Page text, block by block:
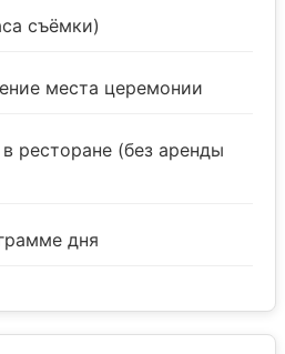
съёмки)
места церемонии
ресторане (без аренды
дня